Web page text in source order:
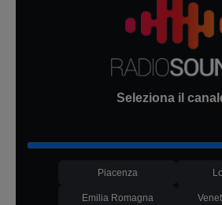
Seleziona il
Piacenza
Emilia Romagna